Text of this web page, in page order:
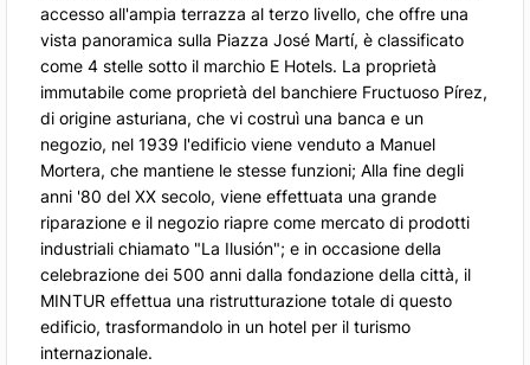
accesso all'ampia terrazza al terzo livello, che offre una
vista panoramica sulla Piazza José Martí, è classificato
come 4 stelle sotto il marchio E Hotels. La proprietà
immutabile come proprietà del banchiere Fructuoso Pírez,
di origine asturiana, che vi costruì una banca e un
negozio, nel 1939 l'edificio viene venduto a Manuel
Mortera, che mantiene le stesse funzioni; Alla fine degli
anni '80 del XX secolo, viene effettuata una grande
riparazione e il negozio riapre come mercato di prodotti
industriali chiamato "La Ilusión"; e in occasione della
celebrazione dei 500 anni dalla fondazione della città, il
MINTUR effettua una ristrutturazione totale di questo
edificio, trasformandolo in un hotel per il turismo
internazionale.